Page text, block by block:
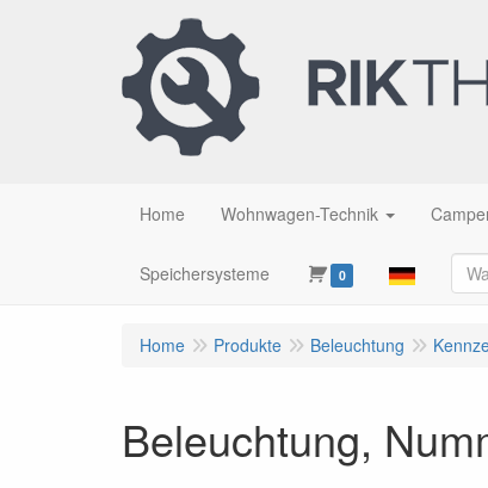
Home Wohnwagen-Technik
Speichersysteme 0
Home Produkte Beleuchtung
Beleuchtung,